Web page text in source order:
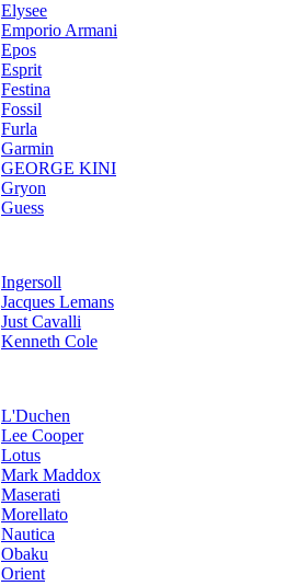
Elysee
Emporio Armani
Epos
Esprit
Festina
Fossil
Furla
Garmin
GEORGE KINI
Gryon
Guess
Ingersoll
Jacques Lemans
Just Cavalli
Kenneth Cole
L'Duchen
Lee Cooper
Lotus
Mark Maddox
Maserati
Morellato
Nautica
Obaku
Orient